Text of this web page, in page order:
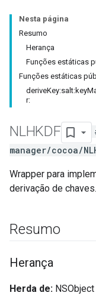
Nesta página
Resumo
Herança
Funções estáticas
Funções estáticas
r:
NLHKDF
manager/cocoa/
Wrapper para
derivação de chaves.
Resumo
Herança
Herda de: NSObject